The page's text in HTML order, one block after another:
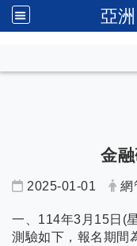
亞
金
2025-01-01 網
一、114年3月15日(
測驗如下，報名期間